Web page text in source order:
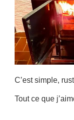
C’est simple,
Tout ce que